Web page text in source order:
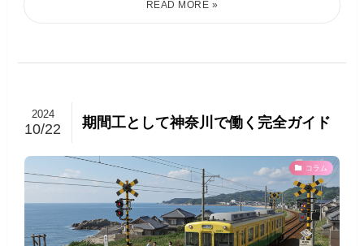
期間工として神奈川で働く完全ガイド
2024
10/22
コラム